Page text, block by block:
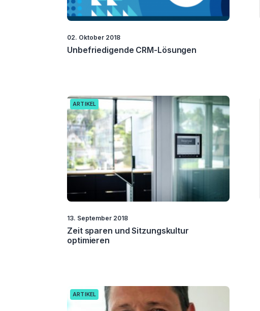
02. Oktober 2018
Unbefriedigende CRM-Lösungen
ARTIKEL
13. September 2018
Zeit sparen und Sitzungskultur
optimieren
ARTIKEL